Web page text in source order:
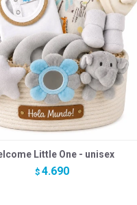
Little One - unisex
$ 4.690